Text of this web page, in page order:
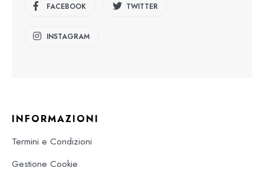
FACEBOOK TWITTER
INSTAGRAM
INFORMAZIONI
Termini e Condizioni
Gestione Cookie